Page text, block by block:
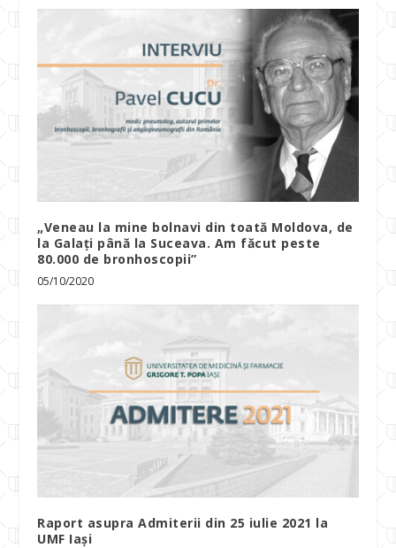
„Veneau la mine bolnavi din toată Moldova, de
la Galați până la Suceava. Am făcut peste
80.000 de bronhoscopii”
05/10/2020
Raport asupra Admiterii din 25 iulie 2021 la
UMF Iași